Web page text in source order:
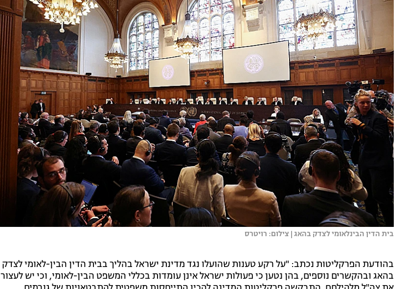
בית הדין הבינלאומי לצדק בהאג | צילום: רויטרס
בהודעת הפרקליטות נכתב: "על רקע טענות שהועלו נגד מדינת ישראל בהליך בבית הדין הבין-לאומי לצדק
בהאג ובהקשרים נוספים, בהן נטען כי פעולות ישראל אינן עומדות בכללי המשפט הבין-לאומי, וכי יש לעצור